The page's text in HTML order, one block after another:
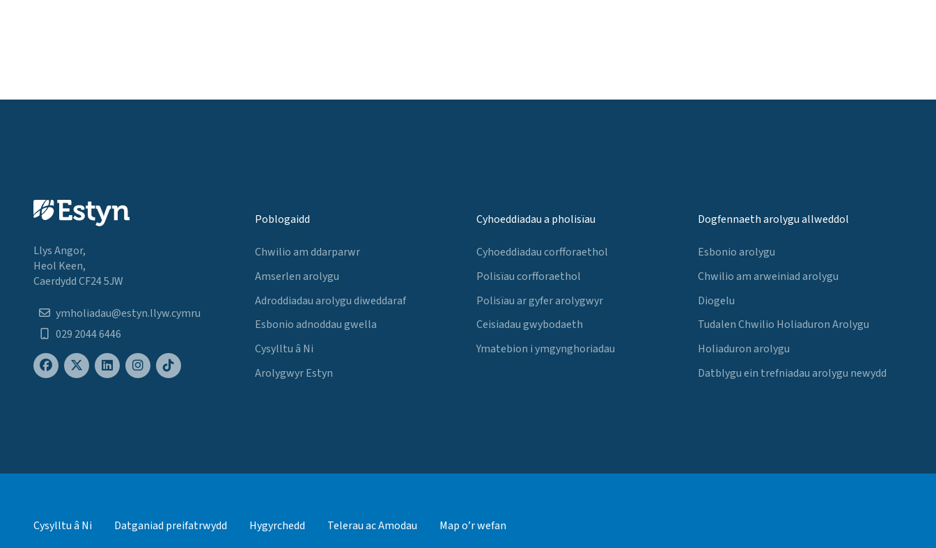
Llys Angor,
Heol Keen,
Caerdydd CF24 5JW
ymholiadau@estyn.llyw.cymru
029 2044 6446
Poblogaidd
Chwilio am ddarparwr
Amserlen arolygu
Adroddiadau arolygu diweddaraf
Esbonio adnoddau gwella
Cysylltu â Ni
Arolygwyr Estyn
Cyhoeddiadau a pholisïau
Cyhoeddiadau corfforaethol
Polisïau corfforaethol
Polisïau ar gyfer arolygwyr
Ceisiadau gwybodaeth
Ymatebion i ymgynghoriadau
Dogfennaeth arolygu allweddol
Esbonio arolygu
Chwilio am arweiniad arolygu
Diogelu
Tudalen Chwilio Holiaduron Arolygu
Holiaduron arolygu
Datblygu ein trefniadau arolygu newydd
Cysylltu â Ni Datganiad preifatrwydd Hygyrchedd Telerau ac Amodau Map o’r wefan